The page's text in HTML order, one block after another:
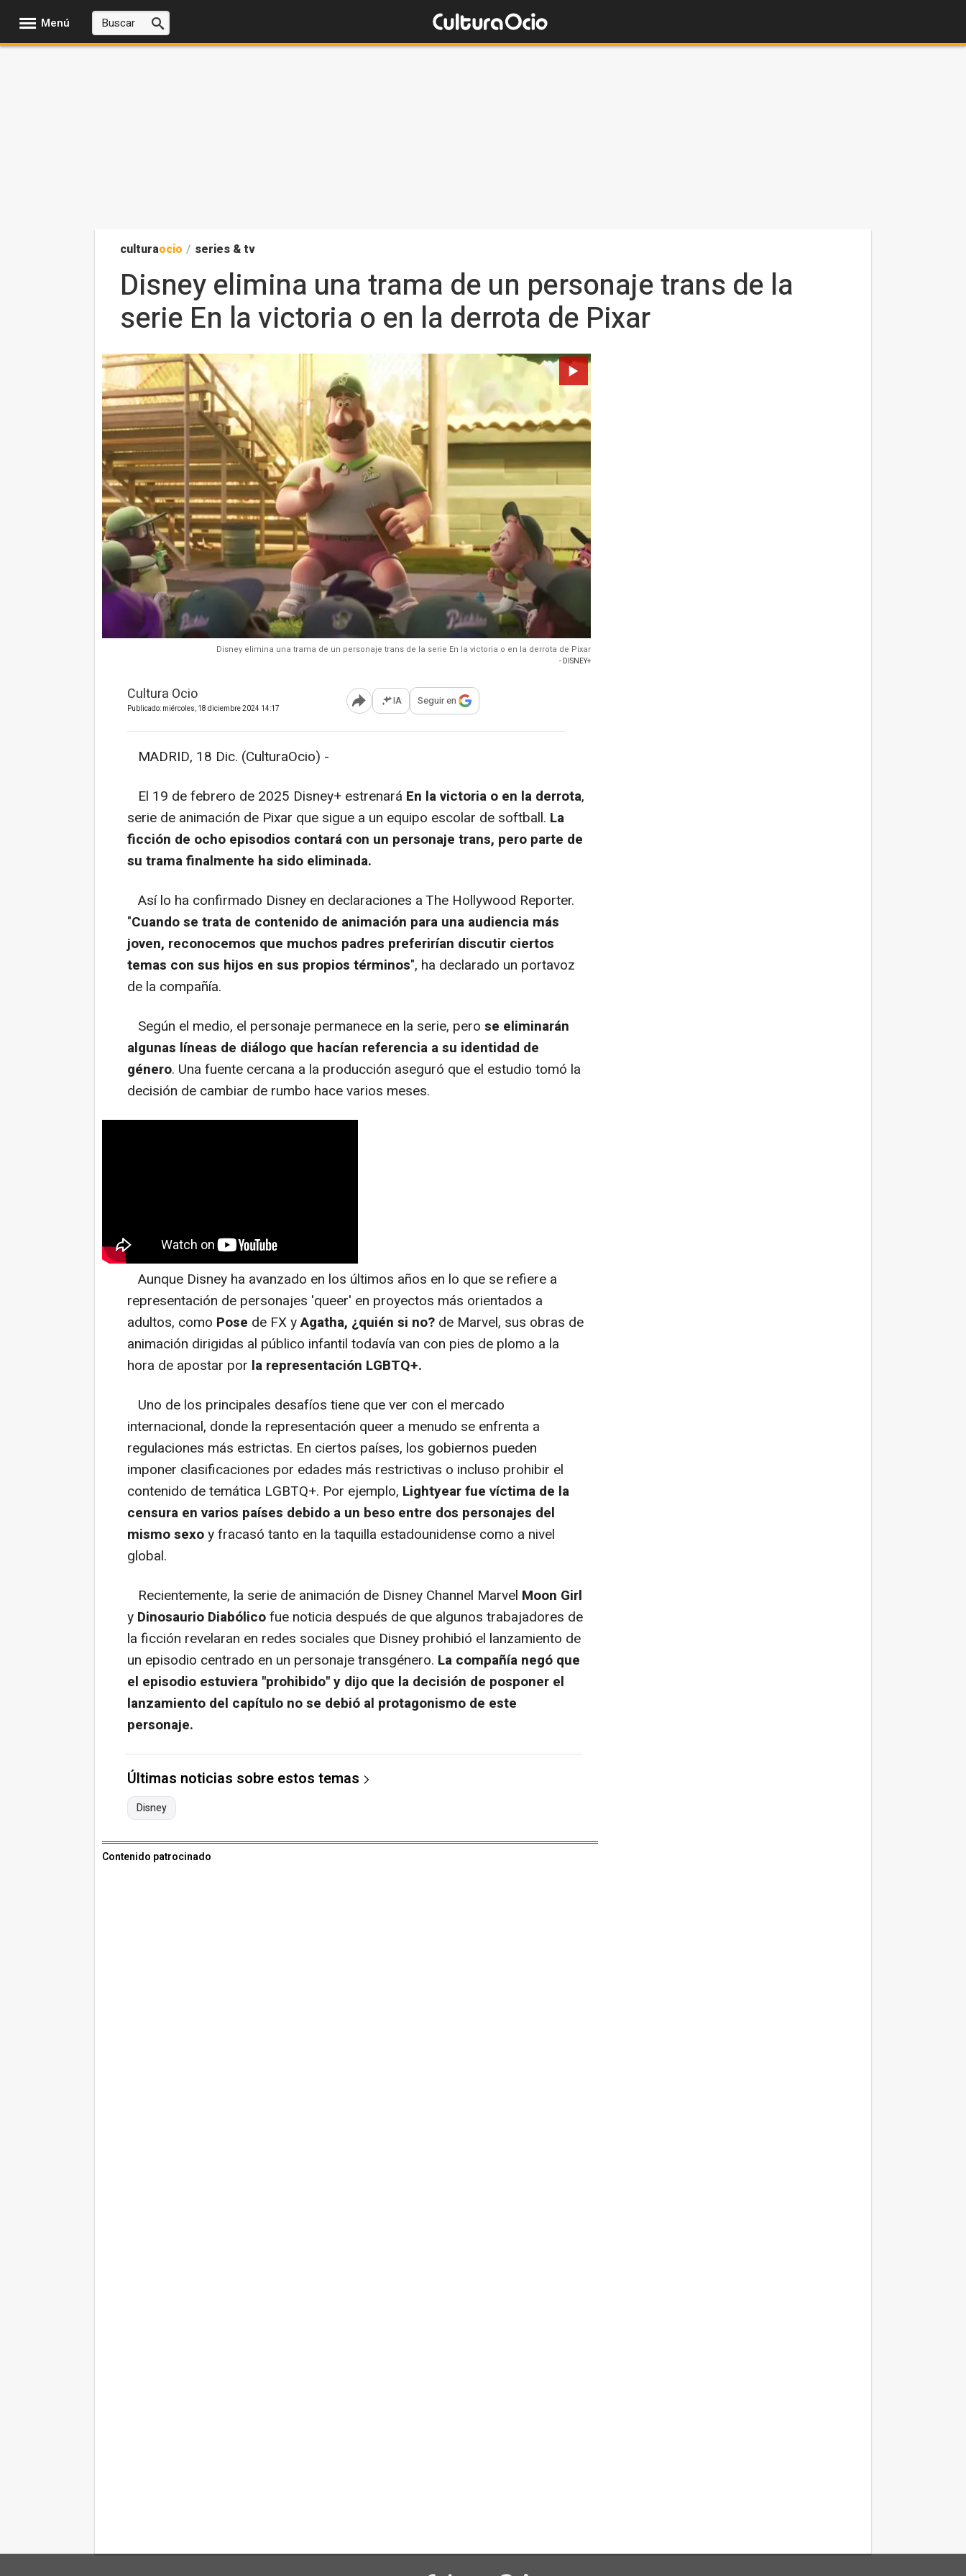
Menú
culturaocio / series & tv
Disney elimina una trama de un personaje trans de la
serie En la victoria o en la derrota de Pixar
Disney elimina una trama de un personaje trans de la serie En la victoria o en la derrota de Pixar
- DISNEY+
Cultura Ocio
Publicado: miércoles, 18 diciembre 2024 14:17 Abrir opciones para compartir
IA Seguir en
MADRID, 18 Dic. (CulturaOcio) -
El 19 de febrero de 2025 Disney+ estrenará En la victoria o en la derrota,
serie de animación de Pixar que sigue a un equipo escolar de softball. La
ficción de ocho episodios contará con un personaje trans, pero parte de
su trama finalmente ha sido eliminada.
Así lo ha confirmado Disney en declaraciones a The Hollywood Reporter.
"Cuando se trata de contenido de animación para una audiencia más
joven, reconocemos que muchos padres preferirían discutir ciertos
temas con sus hijos en sus propios términos", ha declarado un portavoz
de la compañía.
Según el medio, el personaje permanece en la serie, pero se eliminarán
algunas líneas de diálogo que hacían referencia a su identidad de
género. Una fuente cercana a la producción aseguró que el estudio tomó la
decisión de cambiar de rumbo hace varios meses.
Aunque Disney ha avanzado en los últimos años en lo que se refiere a
representación de personajes 'queer' en proyectos más orientados a
adultos, como Pose de FX yAgatha, ¿quién si no? de Marvel, sus obras de
animación dirigidas al público infantil todavía van con pies de plomo a la
hora de apostar por la representación LGBTQ+.
Uno de los principales desafíos tiene que ver con el mercado
internacional, donde la representación queer a menudo se enfrenta a
regulaciones más estrictas. En ciertos países, los gobiernos pueden
imponer clasificaciones por edades más restrictivas o incluso prohibir el
contenido de temática LGBTQ+. Por ejemplo, Lightyear fue víctima de la
censura en varios países debido a un beso entre dos personajes del
mismo sexoy fracasó tanto en la taquilla estadounidense como a nivel
global.
Recientemente, la serie de animación de Disney Channel Marvel Moon Girl
y Dinosaurio Diabólicofue noticia después de que algunos trabajadores de
la ficción revelaran en redes sociales que Disney prohibió el lanzamiento de
un episodio centrado en un personaje transgénero. La compañía negó que
el episodio estuviera "prohibido" y dijo que la decisión de posponer el
lanzamiento del capítulo no se debió al protagonismo de este
personaje.
Últimas noticias sobre estos temas
Disney
Contenido patrocinado